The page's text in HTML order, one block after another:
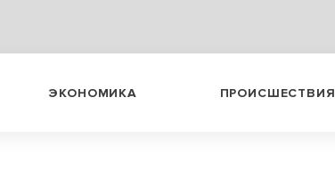
ЭКОНОМИКА ПРОИСШЕСТВИЯ